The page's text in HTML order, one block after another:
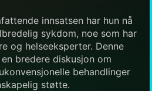
innsatsen har hun nå
sykdom, noe som har
og helseeksperter. Denne
bredere diskusjon om
behandlinger
støtte.